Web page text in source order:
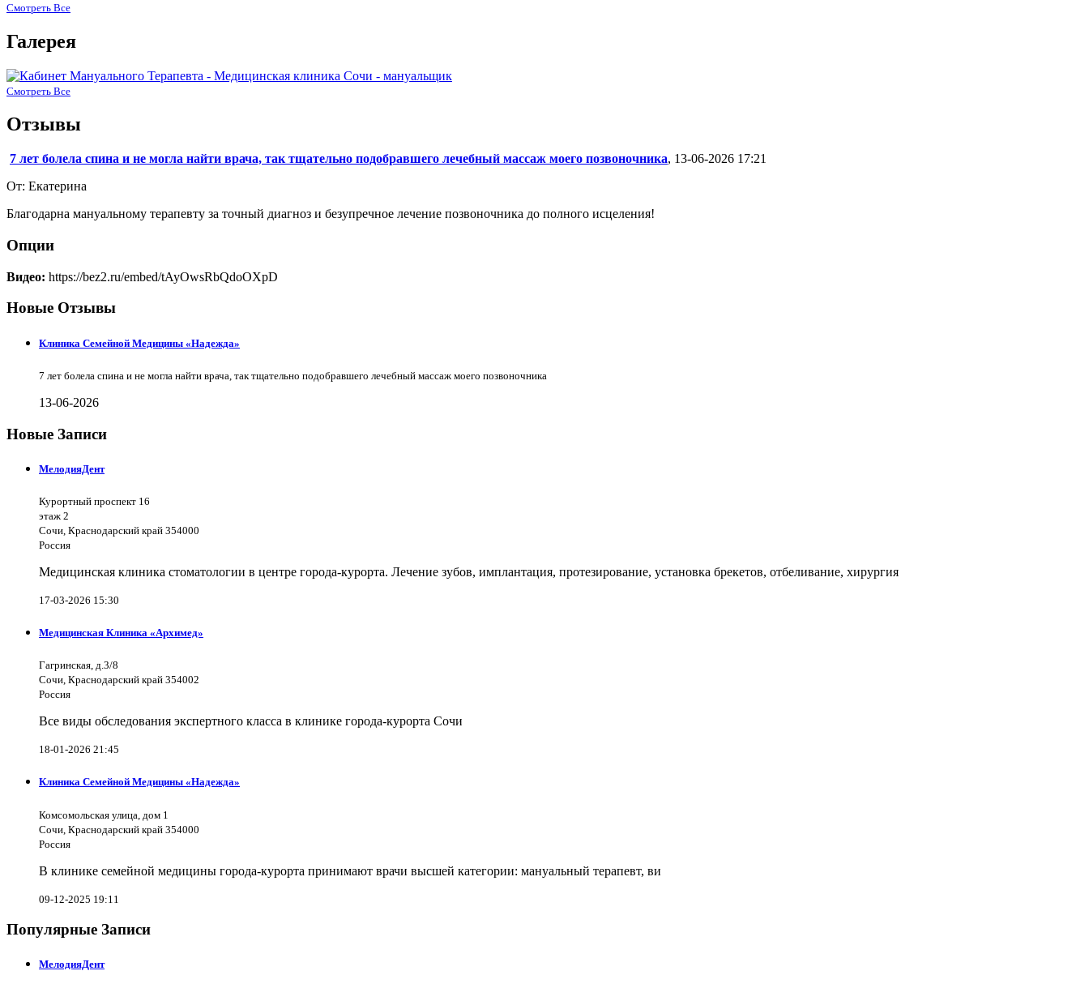
Смотреть Все
Галерея
Смотреть Все
Отзывы
7 лет болела спина и не могла найти врача, так тщательно подобравшего лечебный массаж моего позвоночника, 13-06-2026 17:21
От: Екатерина
Благодарна мануальному терапевту за точный диагноз и безупречное лечение позвоночника до полного исцеления!
Опции
Видео: https://bez2.ru/embed/tAyOwsRbQdoOXpD
Новые Отзывы
Клиника Семейной Медицины «Надежда»
7 лет болела спина и не могла найти врача, так тщательно подобравшего лечебный массаж моего позвоночника
13-06-2026
Новые Записи
МелодияДент
Курортный проспект 16
этаж 2
Сочи, Краснодарский край 354000
Россия
Медицинская клиника стоматологии в центре города-курорта. Лечение зубов, имплантация, протезирование, установка брекетов, отбеливание, хирургия
17-03-2026 15:30
Медицинская Клиника «Архимед»
Гагринская, д.3/8
Сочи, Краснодарский край 354002
Россия
Все виды обследования экспертного класса в клинике города-курорта Сочи
18-01-2026 21:45
Клиника Семейной Медицины «Надежда»
Комсомольская улица, дом 1
Сочи, Краснодарский край 354000
Россия
В клинике семейной медицины города-курорта принимают врачи высшей категории: мануальный терапевт, ви
09-12-2025 19:11
Популярные Записи
МелодияДент